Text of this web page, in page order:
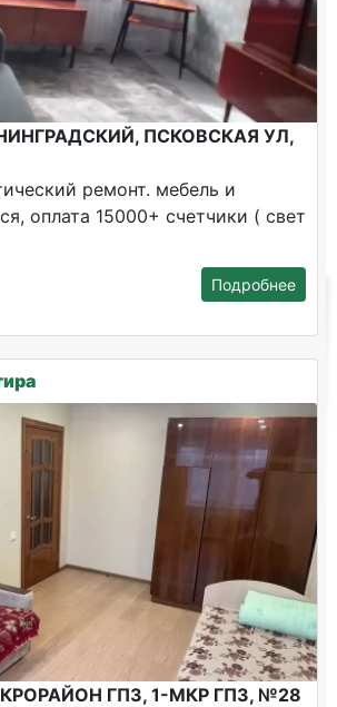
ПСКОВСКАЯ УЛ,
ремонт. мебель и
оплата 15000+ счетчики ( свет
Подробнее
ГПЗ, 1-МКР ГПЗ, №28